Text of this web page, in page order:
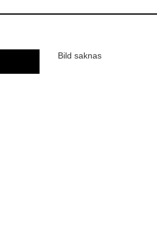
Bild saknas